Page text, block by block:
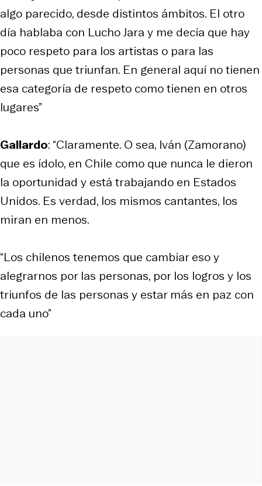
algo parecido, desde distintos ámbitos. El otro
día hablaba con Lucho Jara y me decía que hay
poco respeto para los artistas o para las
personas que triunfan. En general aquí no tienen
esa categoría de respeto como tienen en otros
lugares”
Gallardo: “Claramente. O sea, Iván (Zamorano)
que es ídolo, en Chile como que nunca le dieron
la oportunidad y está trabajando en Estados
Unidos. Es verdad, los mismos cantantes, los
miran en menos.
“Los chilenos tenemos que cambiar eso y
alegrarnos por las personas, por los logros y los
triunfos de las personas y estar más en paz con
cada uno”